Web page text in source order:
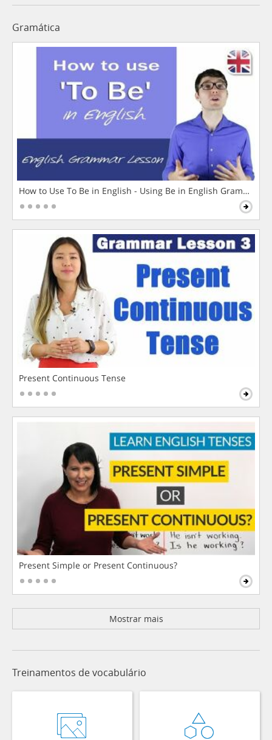
Gramática
How to Use To Be in English - Using Be in English Grammar
Present Continuous Tense
Present Simple or Present Continuous?
Mostrar mais
Treinamentos de vocabulário